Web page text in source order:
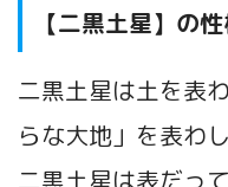
【二黒土星】の
二黒土星は土を表
らな大地」を表わ
二黒土星は表だっ